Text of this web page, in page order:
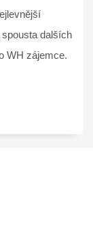
dalších
WH zájemce.